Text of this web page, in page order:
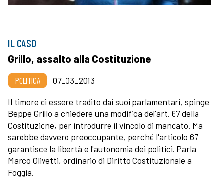
IL CASO
Grillo, assalto alla Costituzione
POLITICA
07_03_2013
Il timore di essere tradito dai suoi parlamentari, spinge
Beppe Grillo a chiedere una modifica del'art. 67 della
Costituzione, per introdurre il vincolo di mandato. Ma
sarebbe davvero preoccupante, perché l'articolo 67
garantisce la libertà e l'autonomia dei politici. Parla
Marco Olivetti, ordinario di Diritto Costituzionale a
Foggia.